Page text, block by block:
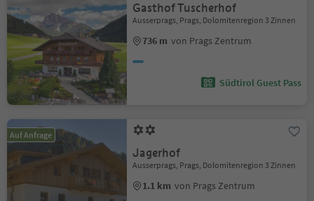
Gasthof Tuscherhof
Ausserprags, Prags, Dolomitenregion 3 Zinnen
736 m von Prags Zentrum
Südtirol Guest Pass
Auf Anfrage
Jagerhof
Ausserprags, Prags, Dolomitenregion 3 Zinnen
1.1 km von Prags Zentrum